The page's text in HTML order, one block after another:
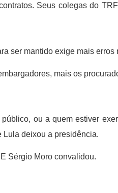
Seus colegas do
ser mantido exige mais
mais os
ou a quem estiver
Lula deixou a presidência.
Sérgio Moro convalidou.